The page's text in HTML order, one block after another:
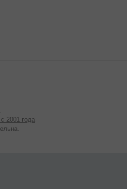
2001 года